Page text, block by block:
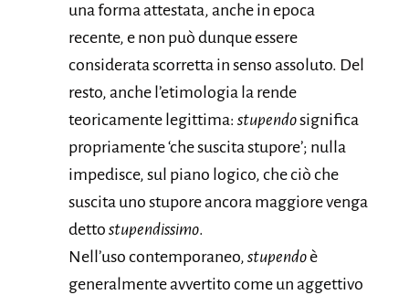
una forma attestata, anche in epoca
recente, e non può dunque essere
considerata scorretta in senso assoluto. Del
resto, anche l’etimologia la rende
teoricamente legittima: stupendosignifica
propriamente ‘che suscita stupore’; nulla
impedisce, sul piano logico, che ciò che
suscita uno stupore ancora maggiore venga
detto stupendissimo.
Nell’uso contemporaneo, stupendoè
generalmente avvertito come un aggettivo